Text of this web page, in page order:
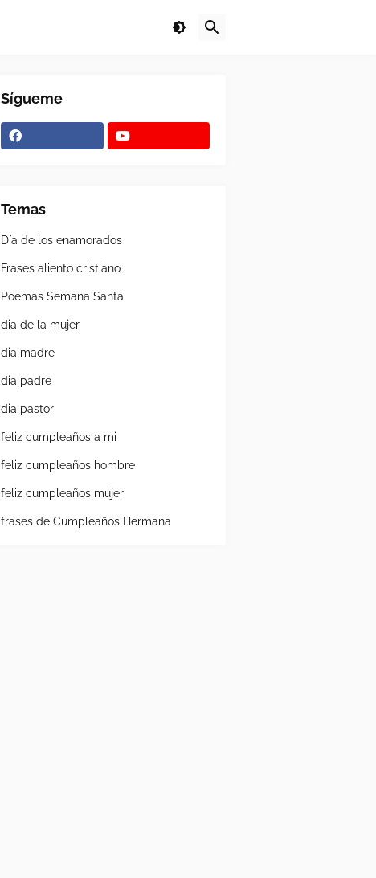
Sígueme
Temas
Día de los enamorados
Frases aliento cristiano
Poemas Semana Santa
dia de la mujer
dia madre
dia padre
dia pastor
feliz cumpleaños a mi
feliz cumpleaños hombre
feliz cumpleaños mujer
frases de Cumpleaños Hermana